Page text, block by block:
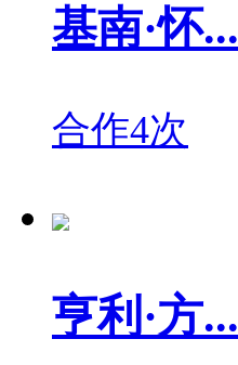
基南·怀...
合作4次
亨利·方...